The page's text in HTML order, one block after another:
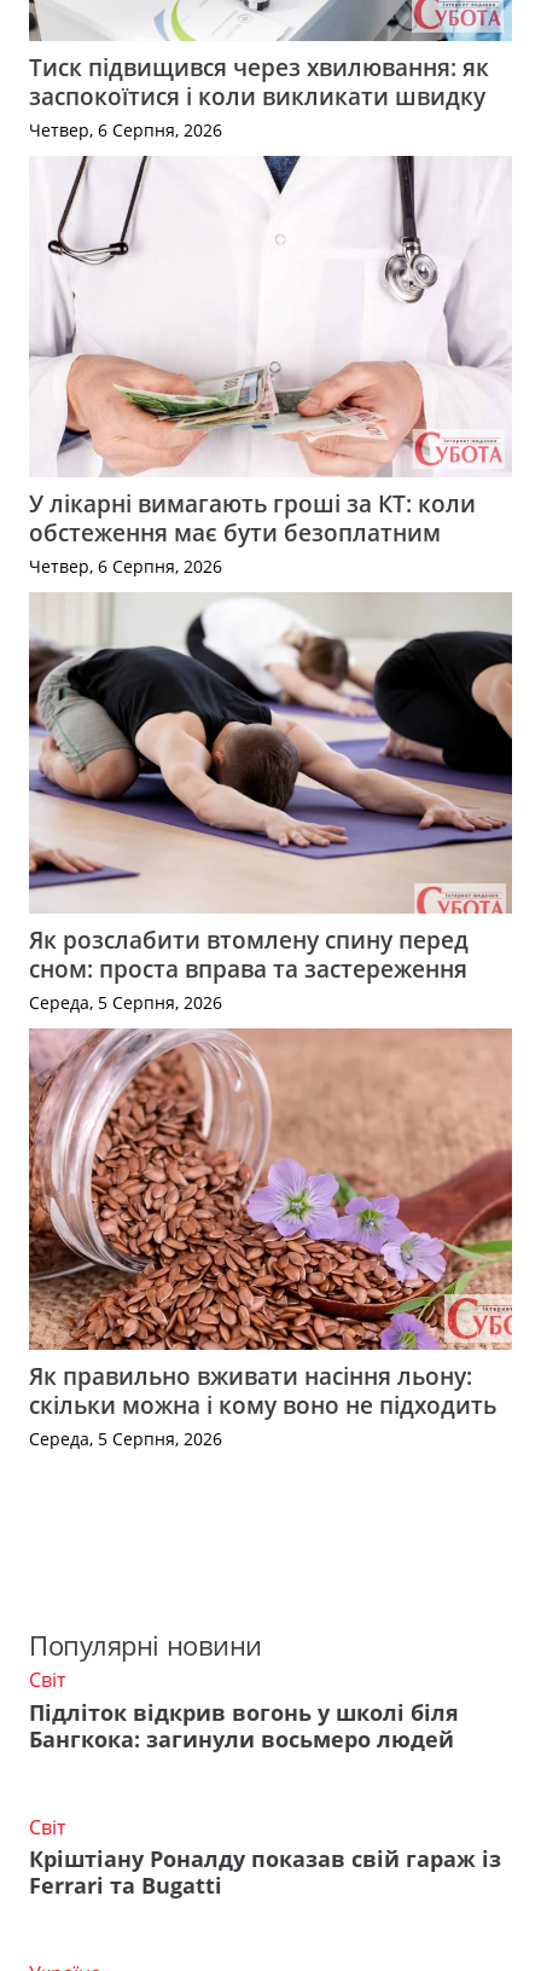
Тиск підвищився через хвилювання: як
заспокоїтися і коли викликати швидку
Четвер, 6 Серпня, 2026
У лікарні вимагають гроші за КТ: коли
обстеження має бути безоплатним
Четвер, 6 Серпня, 2026
Як розслабити втомлену спину перед
сном: проста вправа та застереження
Середа, 5 Серпня, 2026
Як правильно вживати насіння льону:
скільки можна і кому воно не підходить
Середа, 5 Серпня, 2026
Популярні новини
Світ
Підліток відкрив вогонь у школі біля
Бангкока: загинули восьмеро людей
Світ
Кріштіану Роналду показав свій гараж із
Ferrari та Bugatti